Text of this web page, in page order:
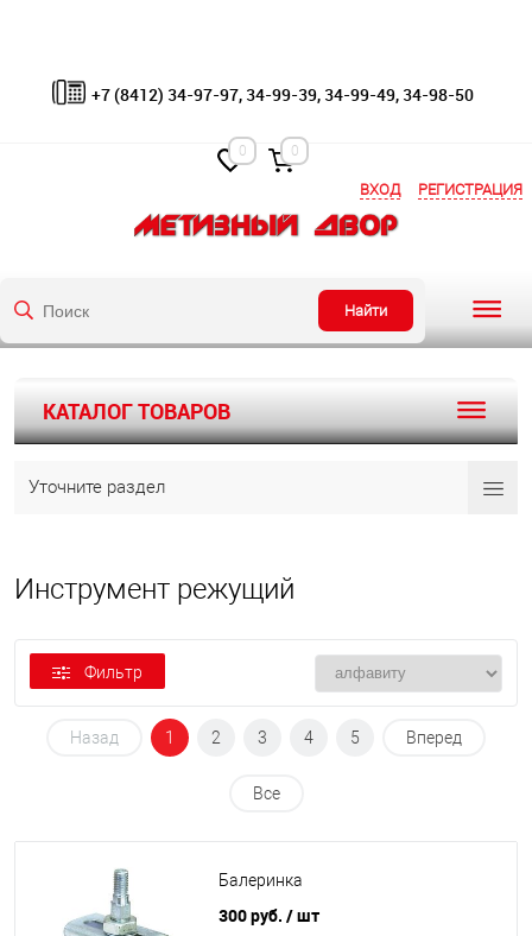
ВХОД РЕГИСТРАЦИЯ
Найти
+7 (8412) 34-97-97, 34-99-39, 34-99-49, 34-98-50
0 0
КАТАЛОГ ТОВАРОВ
Уточните раздел
Инструмент режущий
Фильтр
Назад 1 2 3 4 5 Вперед
Все
Балеринка
300 руб. / шт